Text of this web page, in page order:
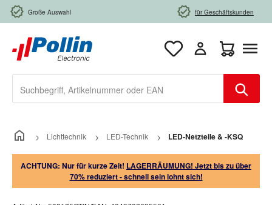
Zum Hauptinhalt springen
Große Auswahl für Geschäftskunden
Lichttechnik LED-Technik LED-Netzteile & -KSQ
ACHTUNG: Nur für kurze Zeit! LAGERRÄUMUNG! Jetzt bis zu über
70% reduziert - schnell sein lohnt sich!